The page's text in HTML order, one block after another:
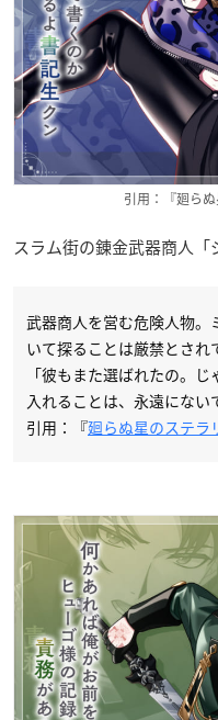
引用：『廻ら
スラム街の錬金武器商人「
武器商人を営む危険人物。
いて探ることは厳禁とされ
「彼もまた選ばれたの。
入れることは、永遠にな
引用：『廻らぬ星のステラ